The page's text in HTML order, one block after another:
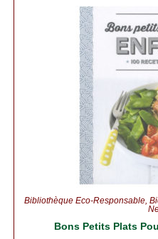
Bibliothèque Éco-Responsable,
Bons Petits Plats